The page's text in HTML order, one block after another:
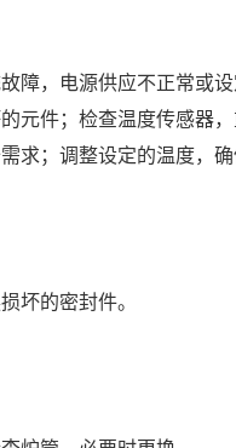
障，电源供应不正常或设
元件；检查温度传感器
求；调整设定的温度，确
坏的密封件。